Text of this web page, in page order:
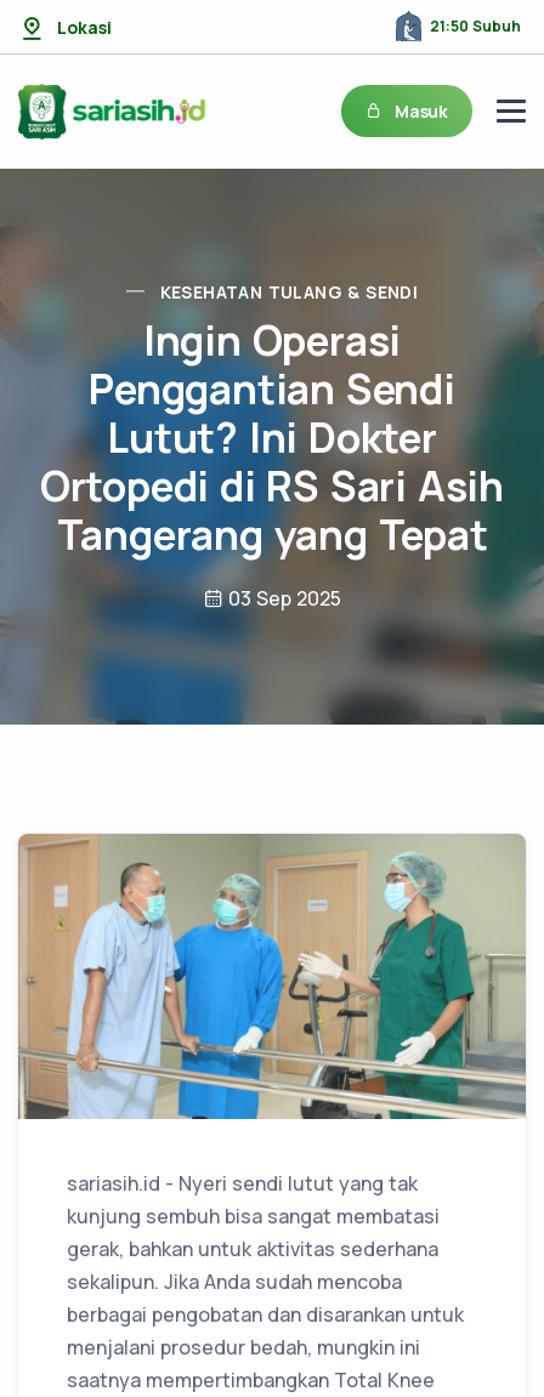
Lokasi 21:50 Subuh
Masuk
KESEHATAN TULANG & SENDI
Ingin Operasi
Penggantian Sendi
Lutut? Ini Dokter
Ortopedi di RS Sari Asih
Tangerang yang Tepat
03 Sep 2025
sariasih.id - Nyeri sendi lutut yang tak
kunjung sembuh bisa sangat membatasi
gerak, bahkan untuk aktivitas sederhana
sekalipun. Jika Anda sudah mencoba
berbagai pengobatan dan disarankan untuk
menjalani prosedur bedah, mungkin ini
saatnya mempertimbangkan Total Knee